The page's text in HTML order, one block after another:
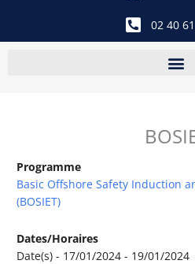
02 40
Programme
Basic Offshore Safety Induction
(BOSIET)
Dates/Horaires
Date(s) - 17/01/2024 - 19/01/2024